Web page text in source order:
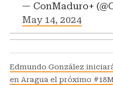
— ConMaduro+
May 14, 2024
Edmundo González
en Aragua el próximo